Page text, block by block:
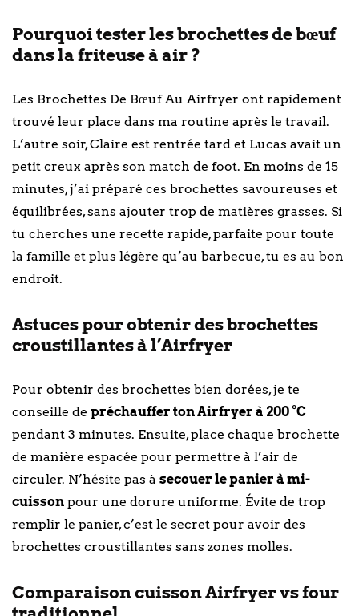
Pourquoi tester les brochettes de bœuf
dans la friteuse à air ?
Les Brochettes De Bœuf Au Airfryer ont rapidement
trouvé leur place dans ma routine après le travail.
L’autre soir, Claire est rentrée tard et Lucas avait un
petit creux après son match de foot. En moins de 15
minutes, j’ai préparé ces brochettes savoureuses et
équilibrées, sans ajouter trop de matières grasses. Si
tu cherches une recette rapide, parfaite pour toute
la famille et plus légère qu’au barbecue, tu es au bon
endroit.
Astuces pour obtenir des brochettes
croustillantes à l’Airfryer
Pour obtenir des brochettes bien dorées, je te
conseille de préchauffer ton Airfryer à 200 °C
pendant 3 minutes. Ensuite, place chaque brochette
de manière espacée pour permettre à l’air de
circuler. N’hésite pas à secouer le panier à mi-
cuisson pour une dorure uniforme. Évite de trop
remplir le panier, c’est le secret pour avoir des
brochettes croustillantes sans zones molles.
Comparaison cuisson Airfryer vs four